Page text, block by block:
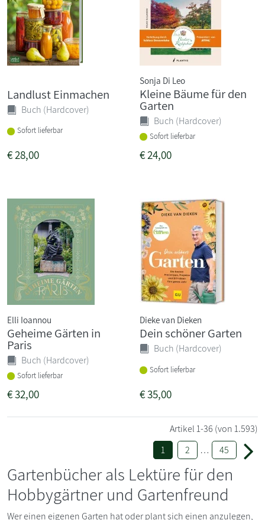
Landlust Einmachen
Buch (Hardcover)
Sofort lieferbar
€28,00
Sonja Di Leo
Kleine Bäume für den
Garten
Buch (Hardcover)
Sofort lieferbar
€24,00
Elli Ioannou
Geheime Gärten in
Paris
Buch (Hardcover)
Sofort lieferbar
€32,00
Dieke van Dieken
Dein schöner Garten
Buch (Hardcover)
Sofort lieferbar
€35,00
Artikel1-36 (von 1.593)
1
2 … 45
Gartenbücher als Lektüre für den
Hobbygärtner und Gartenfreund
Wer einen eigenen Garten hat oder plant sich einen anzulegen,